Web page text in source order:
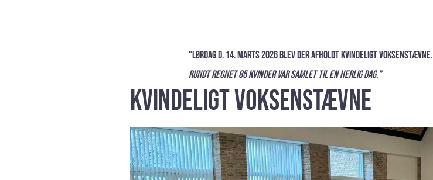
"Lørdag d. 14. marts 2026 blev der afholdt Kvindeligt Voksenstævne.
Rundt regnet 85 kvinder var samlet til en herlig dag."
Kvindeligt voksenstævne